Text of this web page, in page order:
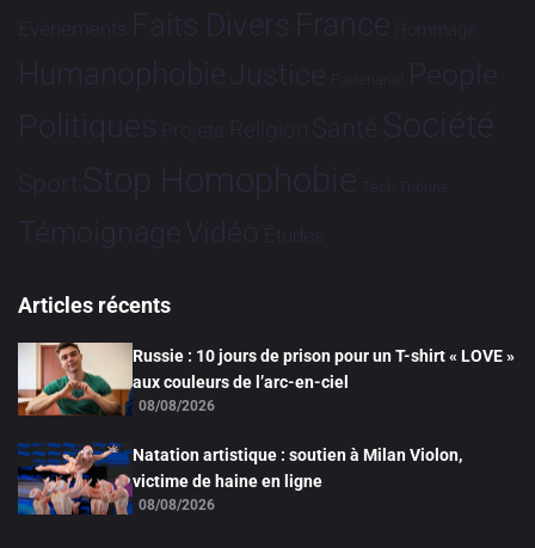
Evénements Faits Divers France Hommage
HumanophobieJustice Partenariat People
Politiques Projets Religion Santé Société
Sport Stop Homophobie Tech Tribune
TémoignageVidéo Études
Articles récents
Russie : 10 jours de prison pour un T-shirt « LOVE »
aux couleurs de l’arc-en-ciel
08/08/2026
Natation artistique : soutien à Milan Violon,
victime de haine en ligne
08/08/2026